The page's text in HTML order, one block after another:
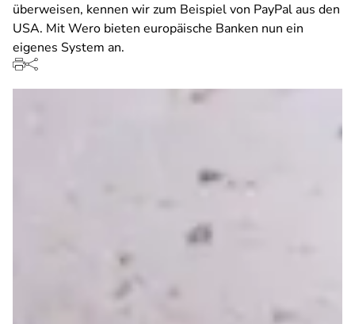
überweisen, kennen wir zum Beispiel von PayPal aus den
USA. Mit Wero bieten europäische Banken nun ein
eigenes System an.